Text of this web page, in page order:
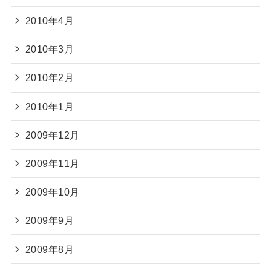
2010年4月
2010年3月
2010年2月
2010年1月
2009年12月
2009年11月
2009年10月
2009年9月
2009年8月